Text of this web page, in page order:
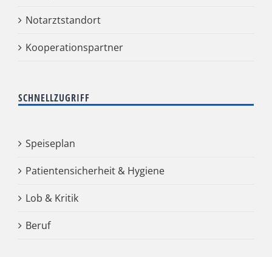
Notarztstandort
Kooperationspartner
SCHNELLZUGRIFF
Speiseplan
Patientensicherheit & Hygiene
Lob & Kritik
Beruf